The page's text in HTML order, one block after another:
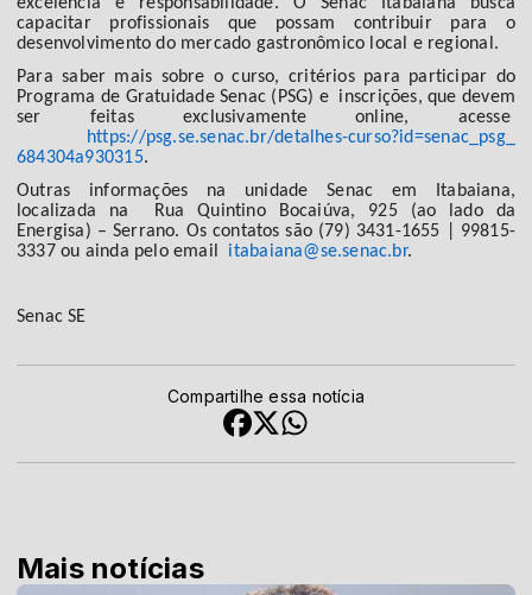
excelência e responsabilidade. O Senac Itabaiana busca
capacitar profissionais que possam contribuir para o
desenvolvimento do mercado gastronômico local e regional.
Para saber mais sobre o curso, critérios para participar do
Programa de Gratuidade Senac (PSG) e inscrições, que devem
ser feitas exclusivamente online, acesse
https://psg.se.senac.br/detalhes-curso?id=senac_psg_
684304a930315.
Outras informações na unidade Senac em Itabaiana,
localizada na Rua Quintino Bocaiúva, 925 (ao lado da
Energisa) – Serrano. Os contatos são (79) 3431-1655 | 99815-
3337 ou ainda pelo email itabaiana@se.senac.br.
Senac SE
Compartilhe essa notícia
Mais notícias